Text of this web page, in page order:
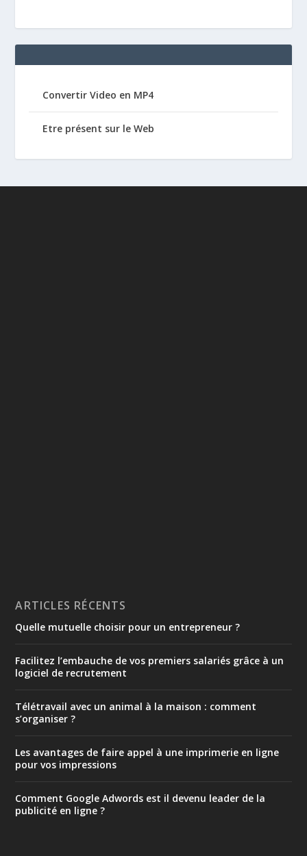
Convertir Video en MP4
Etre présent sur le Web
ARTICLES RÉCENTS
Quelle mutuelle choisir pour un entrepreneur ?
Facilitez l’embauche de vos premiers salariés grâce à un
logiciel de recrutement
Télétravail avec un animal à la maison : comment
s’organiser ?
Les avantages de faire appel à une imprimerie en ligne
pour vos impressions
Comment Google Adwords est il devenu leader de la
publicité en ligne ?